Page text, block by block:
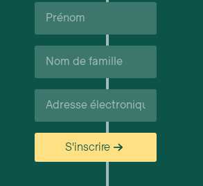
Prénom*
Nom
de
Courriel*
S'inscrire